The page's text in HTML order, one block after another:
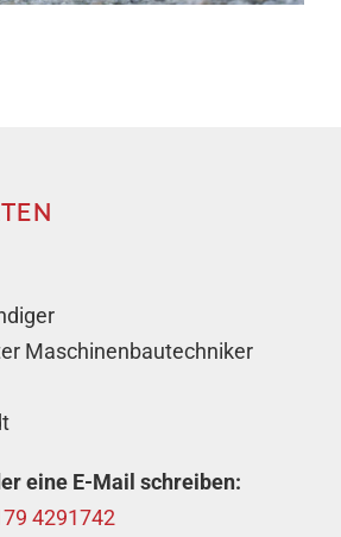
Maschinenbautechniker
eine E-Mail schreiben:
4291742